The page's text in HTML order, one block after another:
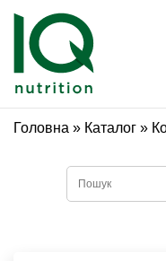
Головна » Каталог »